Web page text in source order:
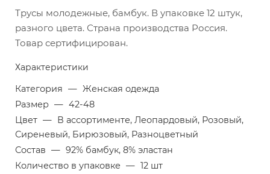
Трусы молодежные, бамбук. В упаковке 12 штук,
разного цвета. Страна производства Россия.
Товар сертифицирован.
Характеристики
Категория — Женская одежда
Размер — 42-48
Цвет — В ассортименте, Леопардовый, Розовый,
Сиреневый, Бирюзовый, Разноцветный
Состав — 92% бамбук, 8% эластан
Количество в упаковке — 12 шт